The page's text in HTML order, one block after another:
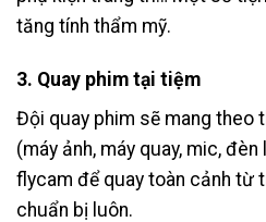
tăng tính thẩm mỹ.
3. Quay phim tại tiệm
Đội quay phim sẽ mang theo
(máy ảnh, máy quay, mic,
flycam để quay toàn cảnh từ
chuẩn bị luôn.